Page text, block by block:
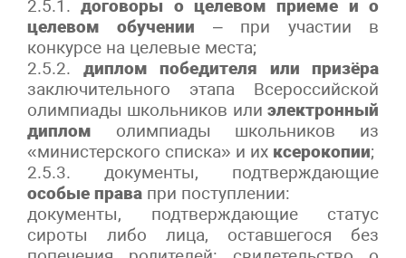
2.5.1.договоры о целевом приеме и о
целевом обучении – при участии в
конкурсе на целевые места;
2.5.2. диплом победителя или призёра
заключительного этапа Всероссийской
олимпиады школьников или электронный
диплом олимпиады школьников из
«министерского списка» и их ксерокопии;
2.5.3. документы, подтверждающие
особые права при поступлении:
документы, подтверждающие статус
сироты либо лица, оставшегося без